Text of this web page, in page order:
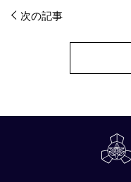
ゲ
次の記事